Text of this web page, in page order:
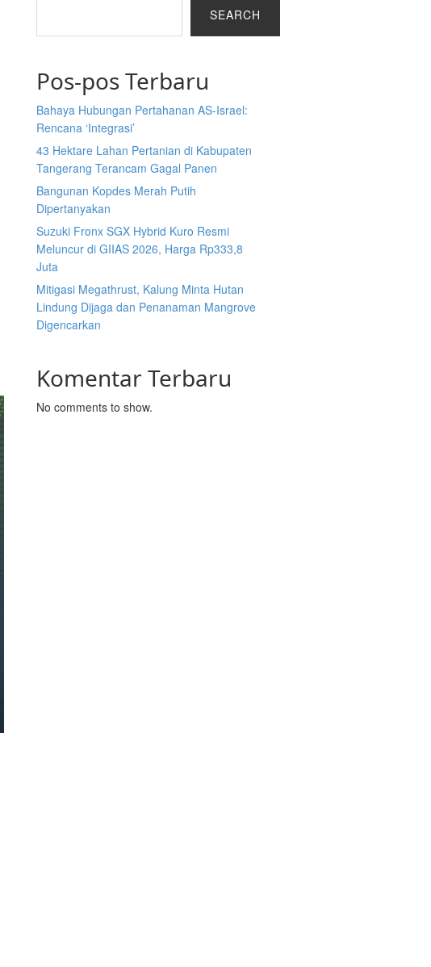
SEARCH
Pos-pos Terbaru
Bahaya Hubungan Pertahanan AS-Israel:
Rencana ‘Integrasi’
43 Hektare Lahan Pertanian di Kabupaten
Tangerang Terancam Gagal Panen
Bangunan Kopdes Merah Putih
Dipertanyakan
Suzuki Fronx SGX Hybrid Kuro Resmi
Meluncur di GIIAS 2026, Harga Rp333,8
Juta
Mitigasi Megathrust, Kalung Minta Hutan
Lindung Dijaga dan Penanaman Mangrove
Digencarkan
Komentar Terbaru
No comments to show.